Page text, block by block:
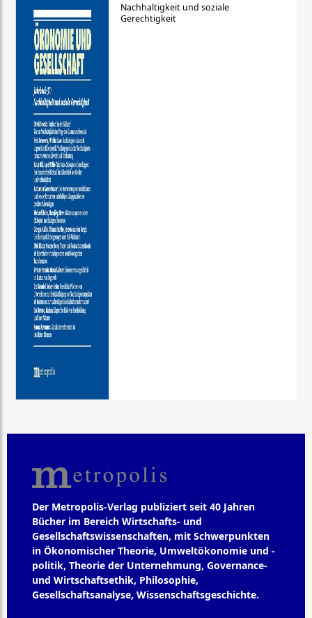
Nachhaltigkeit und soziale
Gerechtigkeit
Der Metropolis-Verlag publiziert seit 40 Jahren
Bücher im Bereich Wirtschafts- und
Gesellschaftswissenschaften, mit Schwerpunkten
in Ökonomischer Theorie, Umweltökonomie und -
politik, Theorie der Unternehmung, Governance-
und Wirtschaftsethik, Philosophie,
Gesellschaftsanalyse, Wissenschaftsgeschichte.